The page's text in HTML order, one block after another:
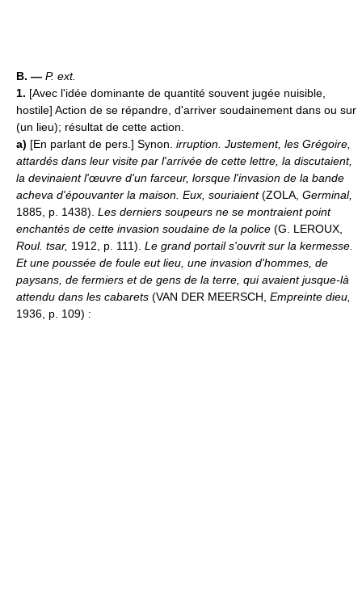
B. — P. ext.
1. [Avec l'idée dominante de quantité souvent jugée nuisible,
hostile] Action de se répandre, d'arriver soudainement dans ou sur
(un lieu); résultat de cette action.
a) [En parlant de pers.] Synon. irruption. Justement, les Grégoire,
attardés dans leur visite par l'arrivée de cette lettre, la discutaient,
la devinaient l'œuvre d'un farceur, lorsque l'invasion de la bande
acheva d'épouvanter la maison. Eux, souriaient(ZOLA, Germinal,
1885, p. 1438). Les derniers soupeurs ne se montraient point
enchantés de cette invasion soudaine de la police (G. LEROUX,
Roul. tsar, 1912, p. 111). Le grand portail s'ouvrit sur la kermesse.
Et une poussée de foule eut lieu, une invasion d'hommes, de
paysans, de fermiers et de gens de la terre, qui avaient jusque-là
attendu dans les cabarets (VAN DER MEERSCH, Empreinte dieu,
1936, p. 109) :